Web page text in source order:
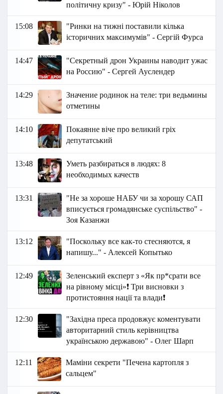
політичну кризу" - Юрій Ніколов
15:08
"Ринки на тижні поставили кілька
історичних максимумів" - Сергій Фурса
14:47
"Секретный дрон Украины наводит ужас
на Россию" - Сергей Ауслендер
14:29
Значение родинок на теле: три ведьмины
отметины
14:10
Покаянне віче про великий гріх
депутатський
13:48
Уметь разбираться в людях: 8
необходимых качеств
13:31
"Не за хороше НАБУ чи за хорошу САП
вписується громадянське суспільство" -
Зоя Казанжи
13:12
"Поскольку все как-то стесняются, я
напишу..." - Алексей Копытько
12:49
Зеленський експерт з «Як пр*срати все
на рівному місці»❗ Три висновки з
протистояння нації та влади❗
12:30
"Західна преса продовжує коментувати
авторитарний стиль керівництва
українською державою" - Олег Шарп
12:11
Маміни секрети "Печена картопля з
сальцем"